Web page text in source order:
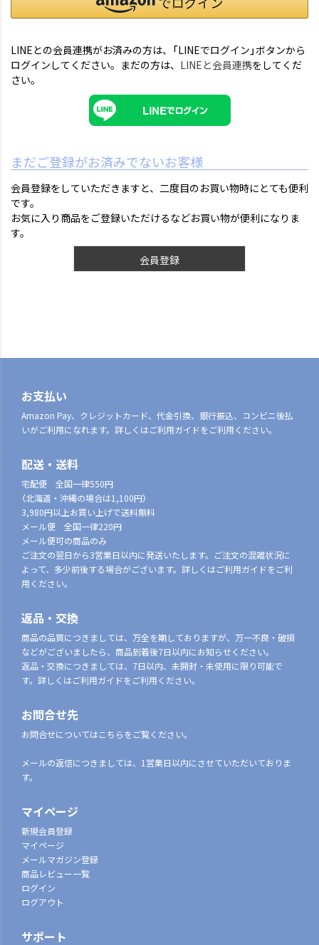
LINEとの会員連携がお済みの方は、「LINEでログイン」ボタンから
ログインしてください。まだの方は、 LINEと会員連携をしてくだ
さい。
まだご登録がお済みでないお客様
会員登録をしていただきますと、二度目のお買い物時にとても便利
です。
お気に入り商品をご登録いただけるなどお買い物が便利になりま
す。
会員登録
お支払い
Amazon Pay、クレジットカード、代金引換、銀行振込、コンビニ後払
いがご利用になれます。詳しくはご利用ガイドをご利用ください。
配送・送料
宅配便 全国一律550円
（北海道・沖縄の場合は1,100円）
3,980円以上お買い上げで送料無料
メール便 全国一律220円
メール便可の商品のみ
ご注文の翌日から3営業日以内に発送いたします。ご注文の混雑状況に
よって、多少前後する場合がございます。詳しくはご利用ガイドをご利
用ください。
返品・交換
商品の品質につきましては、万全を期しておりますが、万一不良・破損
などがございましたら、商品到着後7日以内にお知らせください。
返品・交換につきましては、7日以内、未開封・未使用に限り可能で
す。詳しくはご利用ガイドをご利用ください。
お問合せ先
お問合せについてはこちらをご覧ください。
メールの返信につきましては、1営業日以内にさせていただいておりま
す。
マイページ
新規会員登録
マイページ
メールマガジン登録
商品レビュー一覧
ログイン
ログアウト
サポート